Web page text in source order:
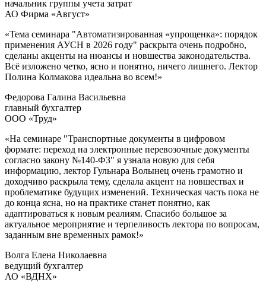
начальник группы учета затрат
АО Фирма «Август»
«Тема семинара "Автоматизированная «упрощенка»: порядок
применения АУСН в 2026 году" раскрыта очень подробно,
сделаны акценты на нюансы и новшества законодательства.
Всё изложено четко, ясно и понятно, ничего лишнего. Лектор
Полина Колмакова идеальна во всем!»
Федорова Галина Васильевна
главный бухгалтер
ООО «Труд»
«На семинаре "Транспортные документы в цифровом
формате: переход на электронные перевозочные документы
согласно закону №140-ФЗ" я узнала новую для себя
информацию, лектор Гульнара Волынец очень грамотно и
доходчиво раскрыла тему, сделала акцент на новшествах и
проблематике будущих изменений. Техническая часть пока не
до конца ясна, но на практике станет понятно, как
адаптироваться к новым реалиям. Спасибо большое за
актуальное мероприятие и терпеливость лектора по вопросам,
заданным вне временных рамок!»
Волга Елена Николаевна
ведущий бухгалтер
АО «ВДНХ»